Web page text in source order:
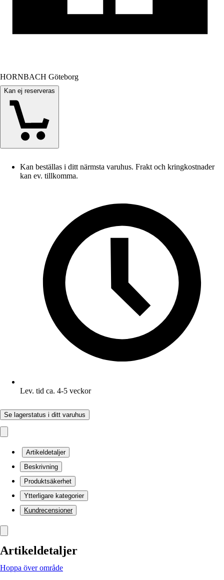
HORNBACH Göteborg
Kan ej reserveras
Kan beställas i ditt närmsta varuhus. Frakt och kringkostnader
kan ev. tillkomma.
Lev. tid ca. 4-5 veckor
Se lagerstatus i ditt varuhus
Artikeldetaljer
Beskrivning
Produktsäkerhet
Ytterligare kategorier
Kundrecensioner
Artikeldetaljer
Hoppa över område